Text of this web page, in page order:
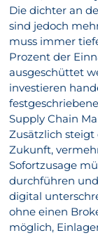
Die dichter an
sind jedoch
muss immer
Prozent der
ausgeschüttet
investieren
Supply Chain
Zusätzlich
Zukunft,
Sofortzusage
durchführen
digital
ohne einen
möglich,